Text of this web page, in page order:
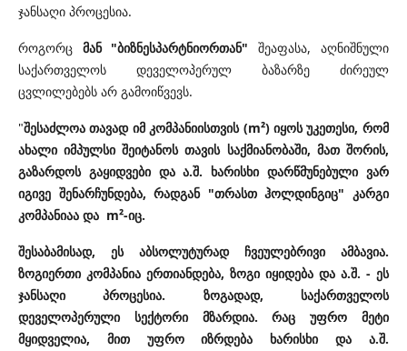
ჯანსაღი პროცესია.
როგორც მან "ბიზნესპარტნიორთან"შეაფასა, აღნიშნული
საქართველოს დეველოპერულ ბაზარზე ძირეულ
ცვლილებებს არ გამოიწვევს.
"შესაძლოა თავად იმ კომპანიისთვის (m²) იყოს უკეთესი, რომ
ახალი იმპულსი შეიტანოს თავის საქმიანობაში, მათ შორის,
გაზარდოს გაყიდვები და ა.შ. ხარისხი დარწმუნებული ვარ
იგივე შენარჩუნდება, რადგან "თრასთ ჰოლდინგიც" კარგი
კომპანიაა და m²-იც.
შესაბამისად, ეს აბსოლუტურად ჩვეულებრივი ამბავია.
ზოგიერთი კომპანია ერთიანდება, ზოგი იყიდება და ა.შ. - ეს
ჯანსაღი პროცესია. ზოგადად, საქართველოს
დეველოპერული სექტორი მზარდია. რაც უფრო მეტი
მყიდველია, მით უფრო იზრდება ხარისხი და ა.შ.